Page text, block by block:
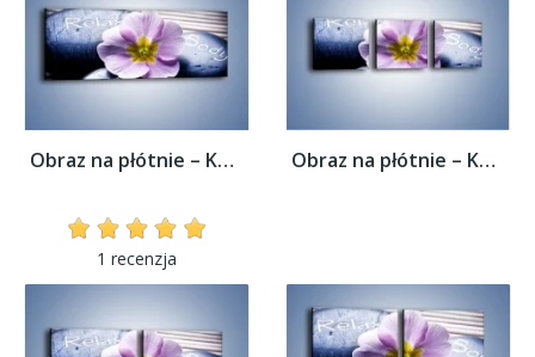
Obraz na płótnie – Kwiat z przekazem –...
1 recenzja
Obraz na płótnie – Kwiat z przekazem –...